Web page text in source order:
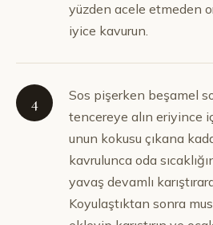
yüzden acele etmeden
iyice kavurun.
4
Sos pişerken beşamel
tencereye alın eriyince
unun kokusu çıkana
kavrulunca oda
yavaş devamlı
Koyulaştıktan sonra